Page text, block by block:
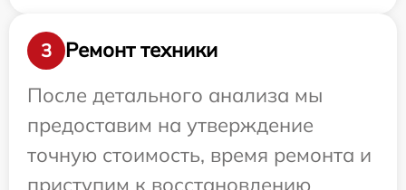
3
Ремонт техники
После детального анализа мы
предоставим на утверждение
точную стоимость, время ремонта и
приступим к восстановлению